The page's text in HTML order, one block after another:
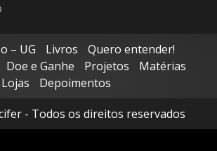
– UG Livros
Quero entender!
Doe e Ganhe Projetos
Matérias
Lojas
Depoimentos
- Todos os direitos reservados